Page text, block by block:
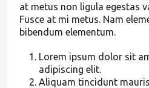
at metus non ligula egestas
Fusce at mi metus. Nam
bibendum elementum.
Lorem ipsum dolor sit
adipiscing elit.
Aliquam tincidunt